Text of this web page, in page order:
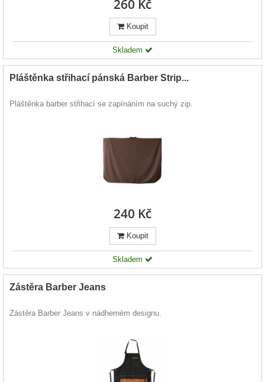
260 Kč
Koupit
Skladem
Pláštěnka střihací pánská Barber Strip...
Pláštěnka barber střihací se zapínáním na suchý zip.
240 Kč
Koupit
Skladem
Zástěra Barber Jeans
Zástěra Barber Jeans v nádherném designu.